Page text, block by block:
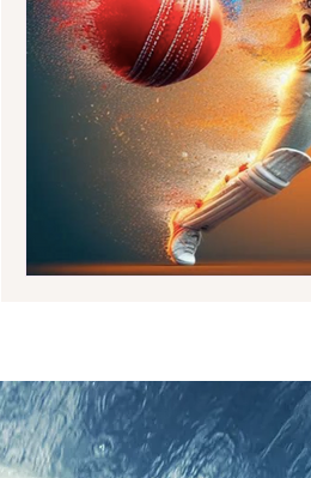
Pré-olímpico de Basquete
Mundial de Ginástica Artística